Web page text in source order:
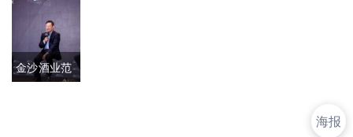
华润酒业畅
谈白酒年轻
化打造思路
金沙酒业范
海报